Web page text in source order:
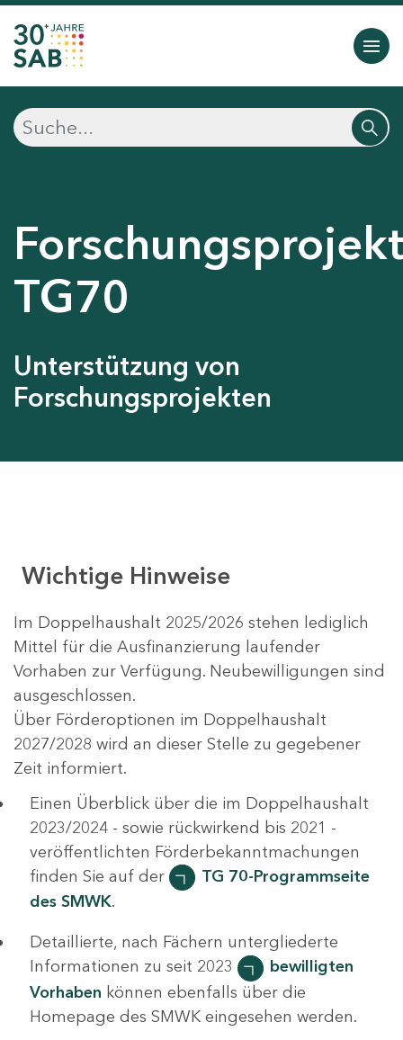
TG70
Unterstützung von
Forschungsprojekten
Wichtige Hinweise
Im Doppelhaushalt 2025/2026 stehen lediglich
Mittel für die Ausfinanzierung laufender
Vorhaben zur Verfügung. Neubewilligungen sind
ausgeschlossen.
Über Förderoptionen im Doppelhaushalt
2027/2028 wird an dieser Stelle zu gegebener
Zeit informiert.
Einen Überblick über die im Doppelhaushalt
2023/2024 - sowie rückwirkend bis 2021 -
veröffentlichten Förderbekanntmachungen
finden Sie auf der
TG 70-Programmseite
des SMWK.
Detaillierte, nach Fächern untergliederte
Informationen zu seit 2023
bewilligten
Vorhaben können ebenfalls über die
Homepage des SMWK eingesehen werden.